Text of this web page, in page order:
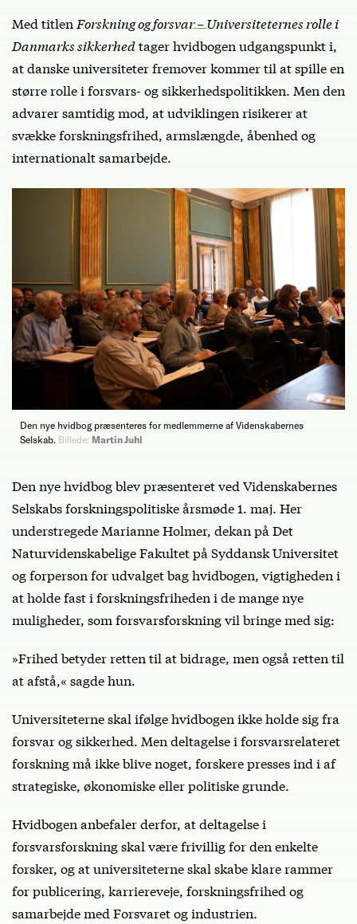
Med titlen Forskning og forsvar – Universiteternes rolle i
Danmarks sikkerhedtager hvidbogen udgangspunkt i,
at danske universiteter fremover kommer til at spille en
større rolle i forsvars- og sikkerhedspolitikken. Men den
advarer samtidig mod, at udviklingen risikerer at
svække forskningsfrihed, armslængde, åbenhed og
internationalt samarbejde.
Den nye hvidbog præsenteres for medlemmerne af Videnskabernes
Selskab. Billede: Martin Juhl
Den nye hvidbog blev præsenteret ved Videnskabernes
Selskabs forskningspolitiske årsmøde 1. maj. Her
understregede Marianne Holmer, dekan på Det
Naturvidenskabelige Fakultet på Syddansk Universitet
og forperson for udvalget bag hvidbogen, vigtigheden i
at holde fast i forskningsfriheden i de mange nye
muligheder, som forsvarsforskning vil bringe med sig:
»Frihed betyder retten til at bidrage, men også retten til
at afstå,« sagde hun.
Universiteterne skal ifølge hvidbogen ikke holde sig fra
forsvar og sikkerhed. Men deltagelse i forsvarsrelateret
forskning må ikke blive noget, forskere presses ind i af
strategiske, økonomiske eller politiske grunde.
Hvidbogen anbefaler derfor, at deltagelse i
forsvarsforskning skal være frivillig for den enkelte
forsker, og at universiteterne skal skabe klare rammer
for publicering, karriereveje, forskningsfrihed og
samarbejde med Forsvaret og industrien.